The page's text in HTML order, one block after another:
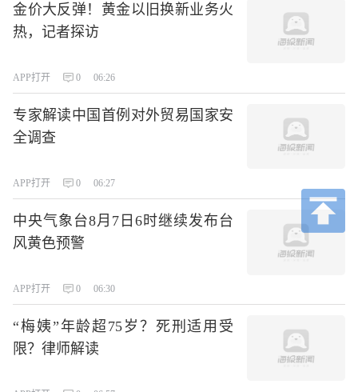
金价大反弹！黄金以旧换新业务火
热，记者探访
APP打开 0 06:26
专家解读中国首例对外贸易国家安
全调查
APP打开 0 06:27
中央气象台8月7日6时继续发布台
风黄色预警
APP打开 0 06:30
“梅姨”年龄超75岁？死刑适用受
限？律师解读